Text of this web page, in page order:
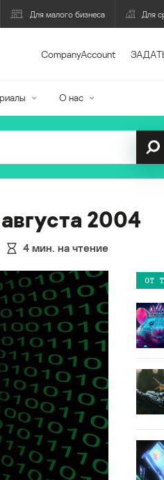
Для малого бизнеса Для
CompanyAccount
О нас
2004
4 мин. на чтение
ОТ